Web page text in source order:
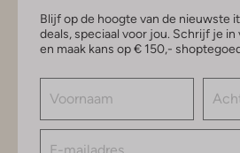
Blijf op de hoogte van de nieuwste
deals, speciaal voor jou. Schrijf je
en maak kans op € 150,-